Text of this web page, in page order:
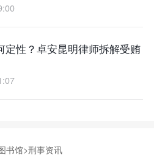
定性？卓安昆明律师拆解受贿
书馆>刑事资讯